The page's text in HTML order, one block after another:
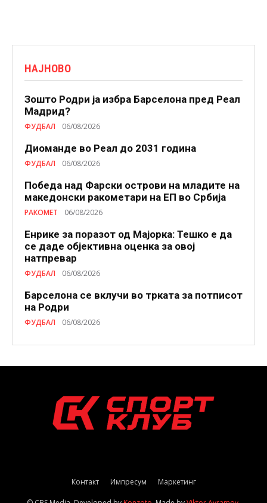
НАЈНОВО
Зошто Родри ја избра Барселона пред Реал
Мадрид?
ФУДБАЛ 06/08/2026
Диоманде во Реал до 2031 година
ФУДБАЛ 06/08/2026
Победа над Фарски острови на младите на
македонски ракометари на ЕП во Србија
РАКОМЕТ 06/08/2026
Енрике за поразот од Мајорка: Тешко е да
се даде објективна оценка за овој
натпревар
ФУДБАЛ 06/08/2026
Барселона се вклучи во трката за потписот
на Родри
ФУДБАЛ 06/08/2026
Контакт Импресум Маркетинг